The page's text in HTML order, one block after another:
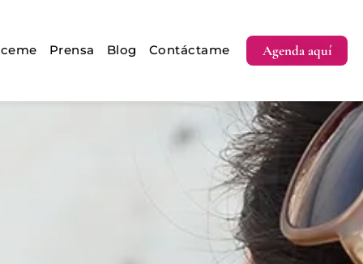
Prensa Blog Contáctame Agenda aquí